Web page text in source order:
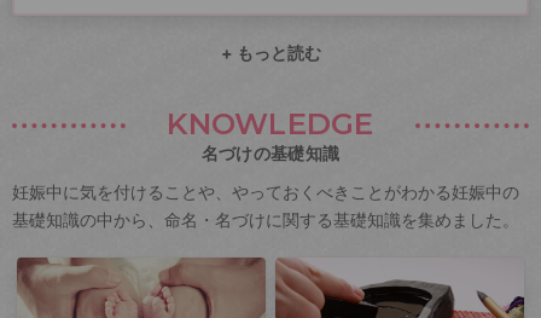
+ もっと読む
KNOWLEDGE
名づけの基礎知識
妊娠中に気を付けることや、やっておくべきことがわかる妊娠中の
基礎知識の中から、命名・名づけに関する基礎知識を集めました。